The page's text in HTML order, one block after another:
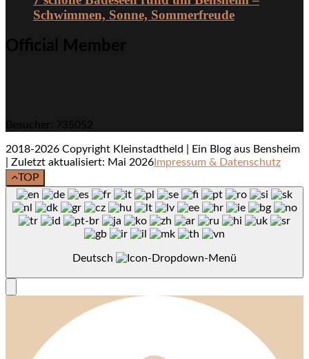
Schwimmen, Sonne, Sommerfreude
Official Member
Besucher: 735052
2018-2026 Copyright Kleinstadtheld | Ein Blog aus Bensheim
| Zuletzt aktualisiert: Mai 2026 Impressum & Datenschutz
TOP
Deutsch